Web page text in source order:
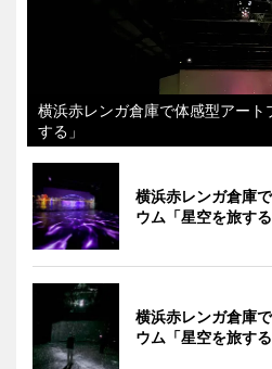
横浜赤レンガ倉庫で体感型アー
する」
横浜赤レンガ倉庫
ウム「星空を旅す
横浜赤レンガ倉庫
ウム「星空を旅す